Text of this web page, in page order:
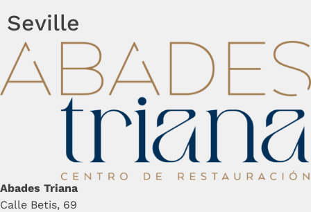
Seville
Abades Triana
Calle Betis, 69